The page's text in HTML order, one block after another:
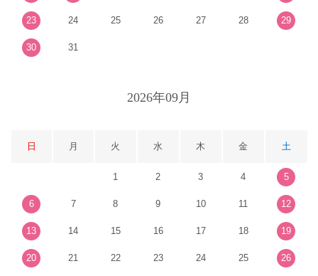
23 24 25 26 27 28 29
30 31
2026年09月
日 月 火 水 木 金 土
1 2 3 4 5
6 7 8 9 10 11 12
13 14 15 16 17 18 19
20 21 22 23 24 25 26